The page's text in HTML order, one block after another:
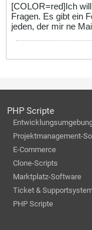
[COLOR=red]Ich
Fragen. Es gibt ein
jeden, der mir ne
PHP Scripte
Projektmanagement-
E-Commerce
Clone-Scripts
Marktplatz-Software
Ticket &
PHP Scripte